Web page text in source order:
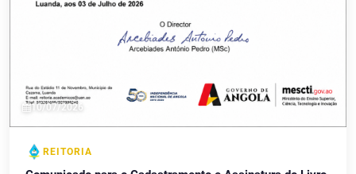
10/07/2026
REITORIA